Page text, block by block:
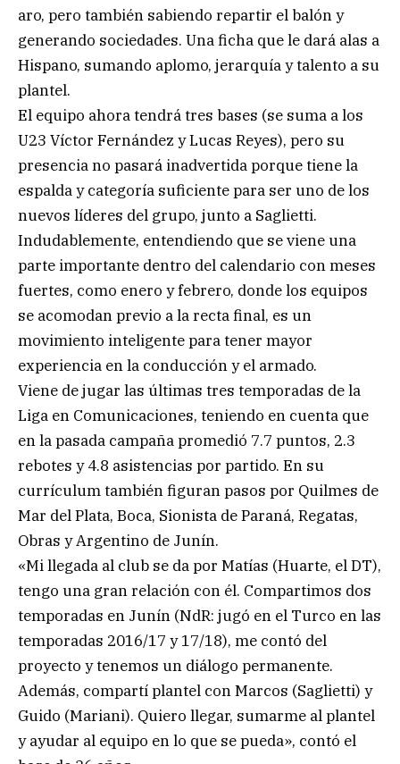
aro, pero también sabiendo repartir el balón y
generando sociedades. Una ficha que le dará alas a
Hispano, sumando aplomo, jerarquía y talento a su
plantel.
El equipo ahora tendrá tres bases (se suma a los
U23 Víctor Fernández y Lucas Reyes), pero su
presencia no pasará inadvertida porque tiene la
espalda y categoría suficiente para ser uno de los
nuevos líderes del grupo, junto a Saglietti.
Indudablemente, entendiendo que se viene una
parte importante dentro del calendario con meses
fuertes, como enero y febrero, donde los equipos
se acomodan previo a la recta final, es un
movimiento inteligente para tener mayor
experiencia en la conducción y el armado.
Viene de jugar las últimas tres temporadas de la
Liga en Comunicaciones, teniendo en cuenta que
en la pasada campaña promedió 7.7 puntos, 2.3
rebotes y 4.8 asistencias por partido. En su
currículum también figuran pasos por Quilmes de
Mar del Plata, Boca, Sionista de Paraná, Regatas,
Obras y Argentino de Junín.
«Mi llegada al club se da por Matías (Huarte, el DT),
tengo una gran relación con él. Compartimos dos
temporadas en Junín (NdR: jugó en el Turco en las
temporadas 2016/17 y 17/18), me contó del
proyecto y tenemos un diálogo permanente.
Además, compartí plantel con Marcos (Saglietti) y
Guido (Mariani). Quiero llegar, sumarme al plantel
y ayudar al equipo en lo que se pueda», contó el